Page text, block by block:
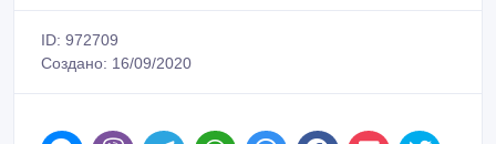
ID: 972709
Создано: 16/09/2020